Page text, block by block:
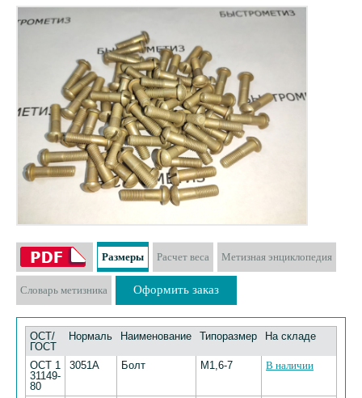
Размеры Расчет веса Метизная энциклопедия
Словарь метизника Оформить заказ
ОСТ/
ГОСТ
Нормаль Наименование Типоразмер На складе
ОСТ 1
31149-
80
3051А Болт М1,6-7 В наличии